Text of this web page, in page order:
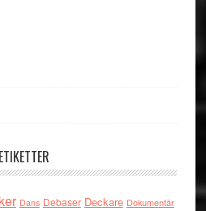
ETIKETTER
Dans Debaser Deckare Dokumentär